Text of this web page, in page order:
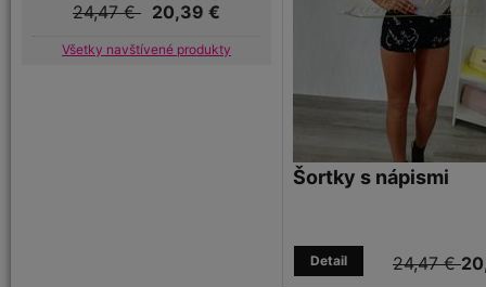
24,47 € 20,39 €
Všetky navštívené produkty
Šortky s nápismi
24,47 €
Detail